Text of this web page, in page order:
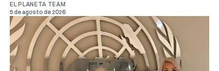
EL PLANETA TEAM
5 de agosto de 2026